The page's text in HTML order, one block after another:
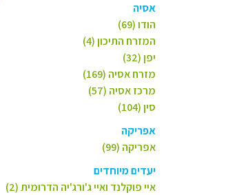
אסיה
הודו (69)
המזרח התיכון (4)
יפן (32)
מזרח אסיה (169)
מרכז אסיה (57)
סין (104)
אפריקה
אפריקה (99)
יעדים מיוחדים
איי פוקלנד ואיי ג'ורג'יה הדרומית (2)